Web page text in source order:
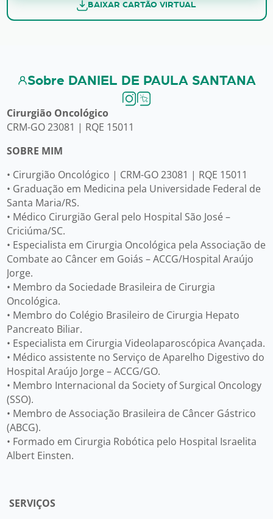
BAIXAR CARTÃO VIRTUAL
Sobre DANIEL DE PAULA SANTANA
Cirurgião Oncológico
CRM-GO 23081 | RQE 15011
SOBRE MIM
• Cirurgião Oncológico | CRM-GO 23081 | RQE 15011
• Graduação em Medicina pela Universidade Federal de
Santa Maria/RS.
• Médico Cirurgião Geral pelo Hospital São José –
Criciúma/SC.
• Especialista em Cirurgia Oncológica pela Associação de
Combate ao Câncer em Goiás – ACCG/Hospital Araújo
Jorge.
• Membro da Sociedade Brasileira de Cirurgia
Oncológica.
• Membro do Colégio Brasileiro de Cirurgia Hepato
Pancreato Biliar.
• Especialista em Cirurgia Videolaparoscópica Avançada.
• Médico assistente no Serviço de Aparelho Digestivo do
Hospital Araújo Jorge – ACCG/GO.
• Membro Internacional da Society of Surgical Oncology
(SSO).
• Membro de Associação Brasileira de Câncer Gástrico
(ABCG).
• Formado em Cirurgia Robótica pelo Hospital Israelita
Albert Einsten.
SERVIÇOS